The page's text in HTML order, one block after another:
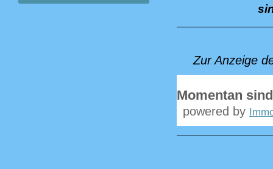
Zur Anzeige
Momentan
powered by